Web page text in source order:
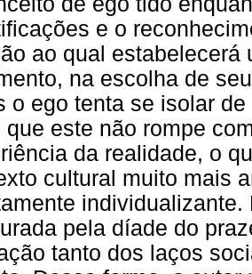
e o
ao qual estabelecerá
na escolha de
o ego tenta se isolar
que este não rompe
da realidade, o
cultural muito mais
pela díade do
tanto dos laços